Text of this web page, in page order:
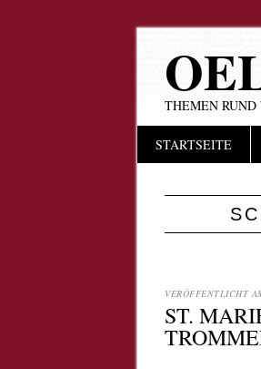
THEMEN
InhaltSTARTSEITE
VERÖFFENTLICHT
ST.